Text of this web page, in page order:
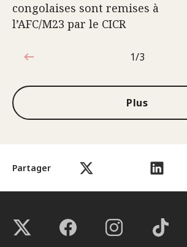
Partager
congolaises sont remises à
l’AFC/M23 par le CICR
1sur3
1/3
Plus